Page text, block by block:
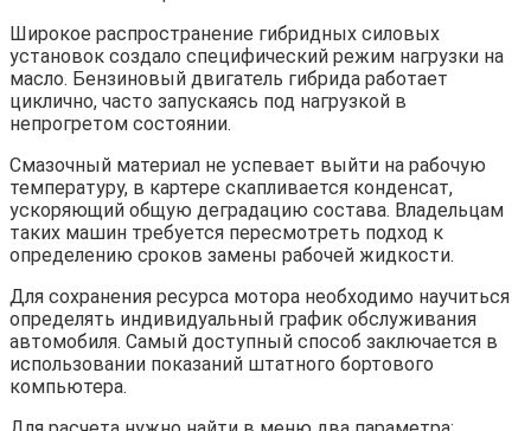
Широкое распространение гибридных силовых
установок создало специфический режим нагрузки на
масло. Бензиновый двигатель гибрида работает
циклично, часто запускаясь под нагрузкой в
непрогретом состоянии.
Смазочный материал не успевает выйти на рабочую
температуру, в картере скапливается конденсат,
ускоряющий общую деградацию состава. Владельцам
таких машин требуется пересмотреть подход к
определению сроков замены рабочей жидкости.
Для сохранения ресурса мотора необходимо научиться
определять индивидуальный график обслуживания
автомобиля. Самый доступный способ заключается в
использовании показаний штатного бортового
компьютера.